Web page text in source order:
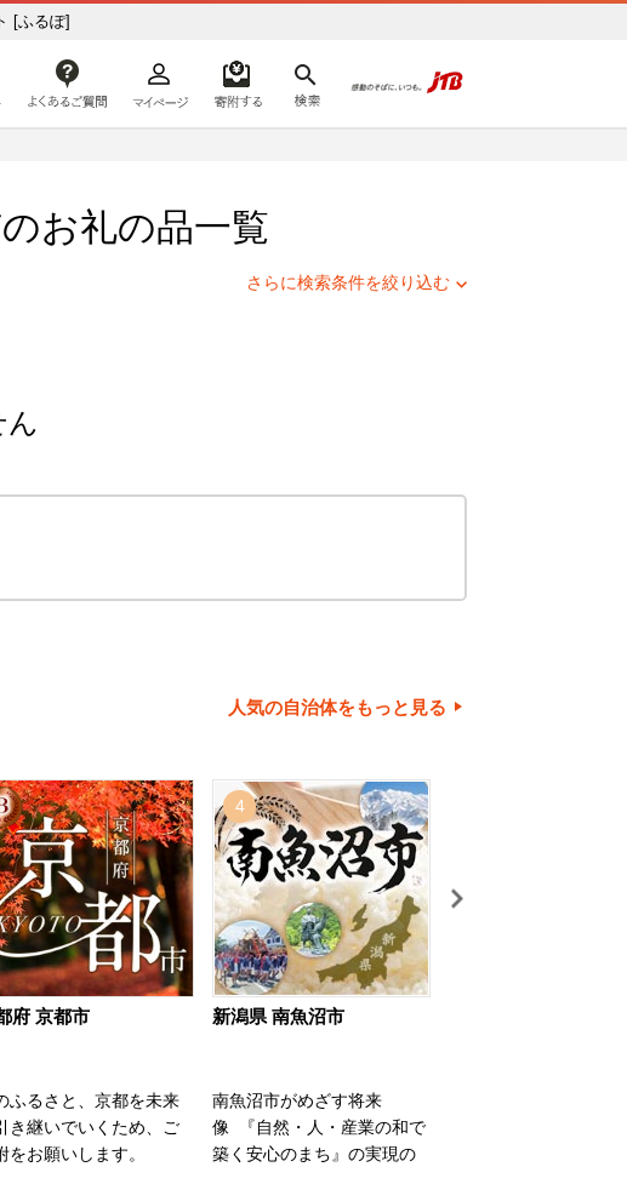
イト [ふるぽ]
はじめての方へ
のお礼の品一覧
さらに検索条件を絞り込む
人気の自治体をもっと見る
府 京都市
ふるさと、京都を未来
き継いでいくため、ご
をお願いします。
4
新潟県 南魚沼市
南魚沼市がめざす将来
像 『自然・人・産業の和で
築く安心のまち』の実現の